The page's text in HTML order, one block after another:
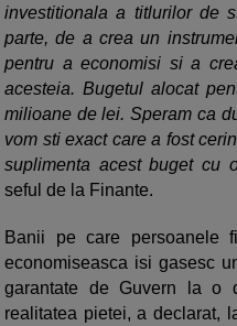
investitionala a titlurilor de
parte, de a crea un
pentru a economisi si a
acesteia. Bugetul alocat
milioane de lei. Speram ca
vom sti exact care a fost
suplimenta acest buget cu
seful de la Finante.
Banii pe care persoanele
economiseasca isi gasesc
garantate de Guvern la o
realitatea pietei, a declarat,